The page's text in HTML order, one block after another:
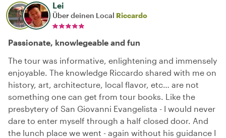
Lei
Über deinen Local Riccardo
Passionate, knowlegeable and fun
The tour was informative, enlightening and immensely
enjoyable. The knowledge Riccardo shared with me on
history, art, architecture, local flavor, etc… are not
something one can get from tour books. Like the
presbytery of San Giovanni Evangelista - I would never
dare to enter myself through a half closed door. And
the lunch place we went - again without his guidance I